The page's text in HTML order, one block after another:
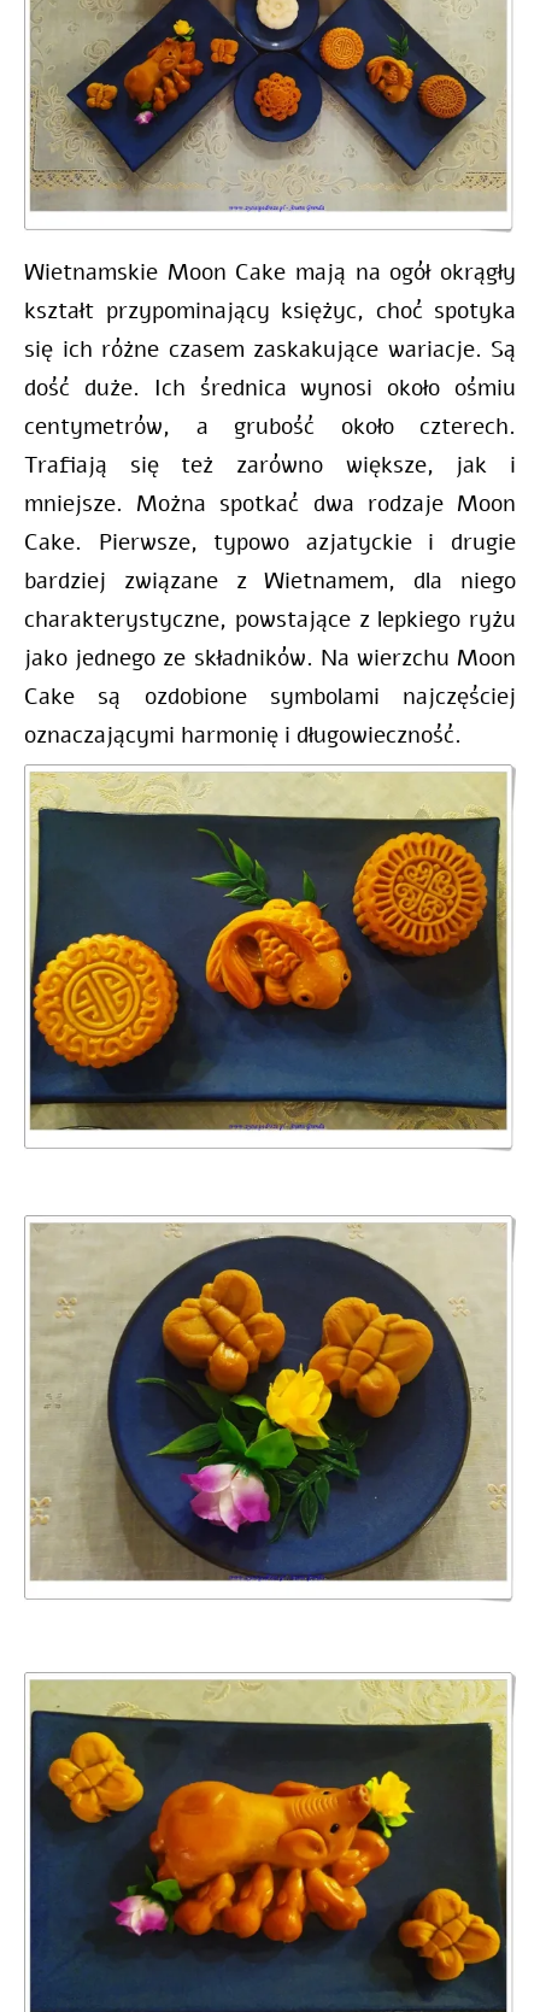
Wietnamskie Moon Cake mają na ogół okrągły
kształt przypominający księżyc, choć spotyka
się ich różne czasem zaskakujące wariacje. Są
dość duże. Ich średnica wynosi około ośmiu
centymetrów, a grubość około czterech.
Trafiają się też zarówno większe, jak i
mniejsze. Można spotkać dwa rodzaje Moon
Cake. Pierwsze, typowo azjatyckie i drugie
bardziej związane z Wietnamem, dla niego
charakterystyczne, powstające z lepkiego ryżu
jako jednego ze składników. Na wierzchu Moon
Cake są ozdobione symbolami najczęściej
oznaczającymi harmonię i długowieczność.